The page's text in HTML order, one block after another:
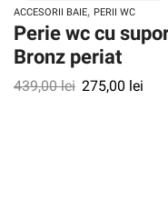
ACCESORII BAIE, PERII WC
Perie wc cu
Bronz periat
439,00lei 275,00 lei